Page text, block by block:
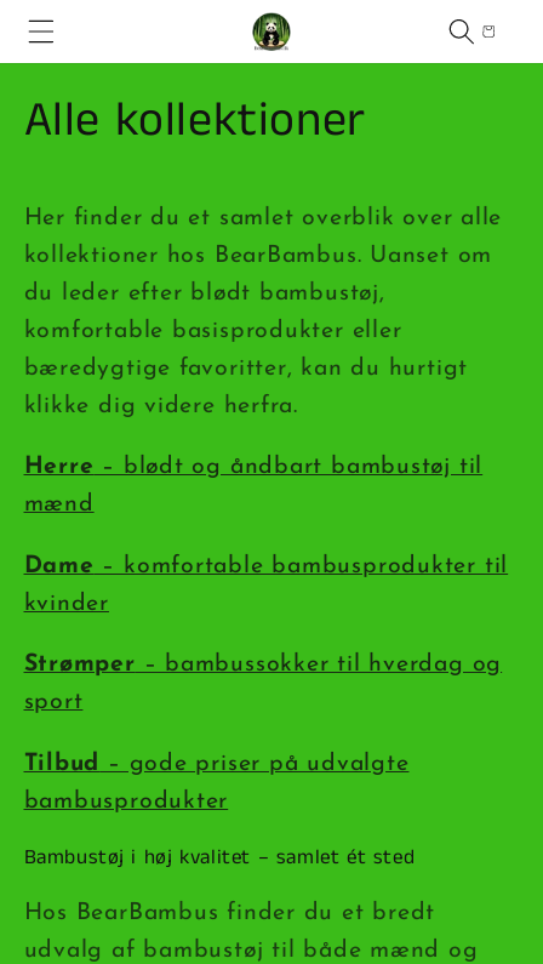
Gå til
indhold
Alle kollektioner
Her finder du et samlet overblik over alle
kollektioner hos BearBambus. Uanset om
du leder efter blødt bambustøj,
komfortable basisprodukter eller
bæredygtige favoritter, kan du hurtigt
klikke dig videre herfra.
Herre – blødt og åndbart bambustøj til
mænd
Dame – komfortable bambusprodukter til
kvinder
Strømper – bambussokker til hverdag og
sport
Tilbud
– gode priser på udvalgte
bambusprodukter
Bambustøj i høj kvalitet – samlet ét sted
Hos BearBambus finder du et bredt
udvalg af bambustøj til både mænd og